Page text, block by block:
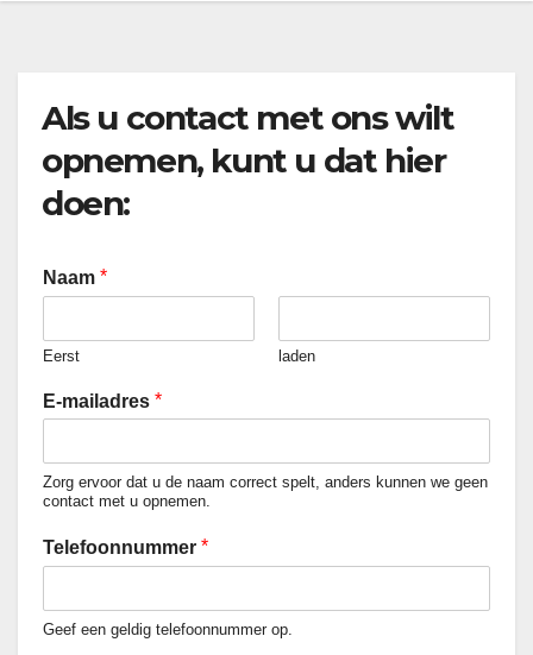
Als u contact met ons wilt
opnemen, kunt u dat hier
doen:
Naam *
Eerst laden
U
w
-
m
i
l
d
r
E-mailadres *
Zorg ervoor dat u de naam correct spelt, anders kunnen we geen
contact met u opnemen.
Telefoonnummer *
Geef een geldig telefoonnummer op.